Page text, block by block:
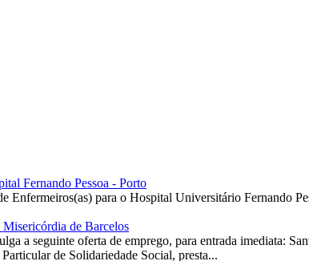
Fernando Pessoa - Porto
Enfermeiros(as) para o Hospital Universitário Fernando
Misericórdia de Barcelos
a seguinte oferta de emprego, para entrada imediata:
de Solidariedade Social, presta...